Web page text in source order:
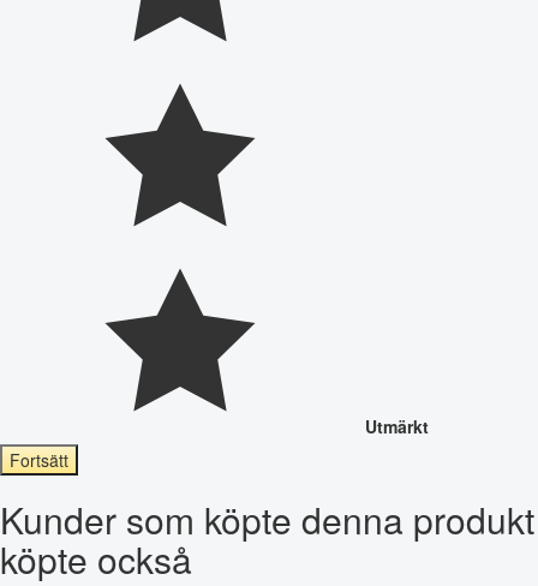
Utmärkt
Fortsätt
Kunder som köpte denna produkt
köpte också